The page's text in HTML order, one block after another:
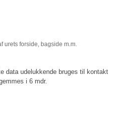
urets forside, bagside m.m.
i 6 mdr.